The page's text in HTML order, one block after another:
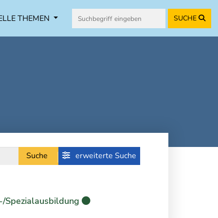
THEMEN SUCHE
Suche erweiterte Suche
Spezialausbildung